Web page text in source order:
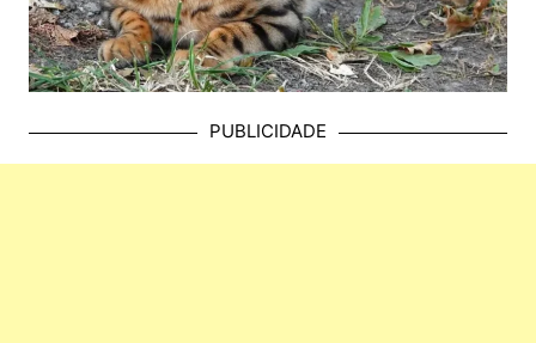
PUBLICIDADE